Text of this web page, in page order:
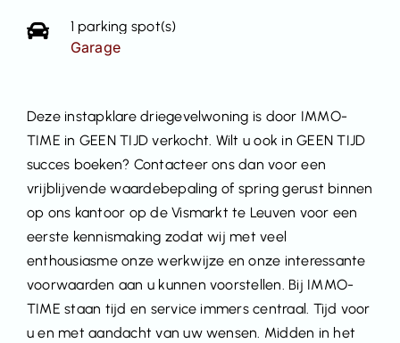
1 parking spot(s)
Garage
Deze instapklare driegevelwoning is door IMMO-
TIME in GEEN TIJD verkocht. Wilt u ook in GEEN TIJD
succes boeken? Contacteer ons dan voor een
vrijblijvende waardebepaling of spring gerust binnen
op ons kantoor op de Vismarkt te Leuven voor een
eerste kennismaking zodat wij met veel
enthousiasme onze werkwijze en onze interessante
voorwaarden aan u kunnen voorstellen. Bij IMMO-
TIME staan tijd en service immers centraal. Tijd voor
u en met aandacht van uw wensen. Midden in het